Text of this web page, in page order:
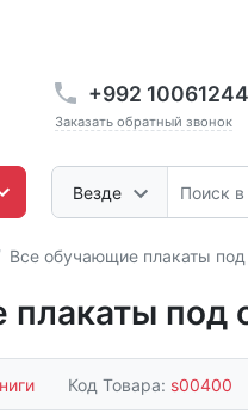
+992
Заказать обратный звонок
Везде
Все обучающие плакаты
под
Код Товара: s00400